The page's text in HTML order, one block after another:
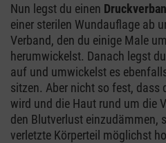
Nun legst du einen
einer sterilen Wundauflage ab
Verband, den du einige Male
herumwickelst. Danach legst
auf und umwickelst es
sitzen. Aber nicht so fest, dass
wird und die Haut rund um die
den Blutverlust einzudämmen,
verletzte Körperteil möglichst